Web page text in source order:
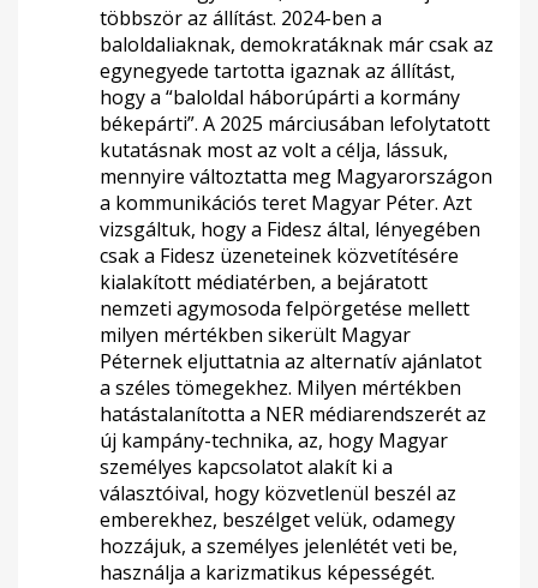
többször az állítást. 2024-ben a
baloldaliaknak, demokratáknak már csak az
egynegyede tartotta igaznak az állítást,
hogy a “baloldal háborúpárti a kormány
békepárti”. A 2025 márciusában lefolytatott
kutatásnak most az volt a célja, lássuk,
mennyire változtatta meg Magyarországon
a kommunikációs teret Magyar Péter. Azt
vizsgáltuk, hogy a Fidesz által, lényegében
csak a Fidesz üzeneteinek közvetítésére
kialakított médiatérben, a bejáratott
nemzeti agymosoda felpörgetése mellett
milyen mértékben sikerült Magyar
Péternek eljuttatnia az alternatív ajánlatot
a széles tömegekhez. Milyen mértékben
hatástalanította a NER médiarendszerét az
új kampány-technika, az, hogy Magyar
személyes kapcsolatot alakít ki a
választóival, hogy közvetlenül beszél az
emberekhez, beszélget velük, odamegy
hozzájuk, a személyes jelenlétét veti be,
használja a karizmatikus képességét.